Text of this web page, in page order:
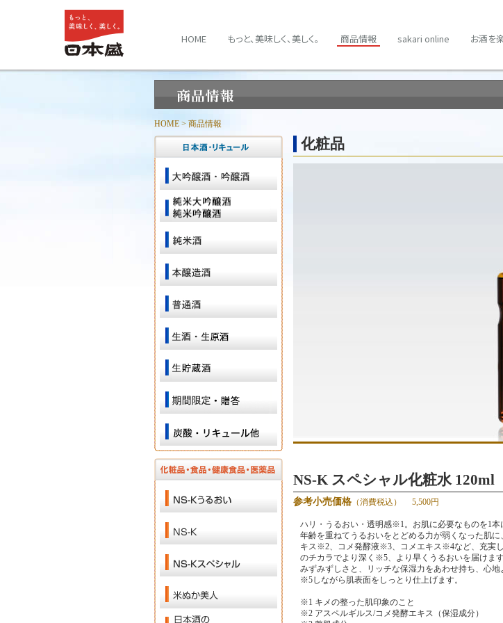
HOME もっと、美味しく、美しく。 商品情報 sakari online お酒を
HOME > 商品情報
化粧品
NS-K スペシャル化粧水 120ml
参考小売価格 （消費税込） 5,500円
ハリ・うるおい・透明感※1。お肌に必要なものを1本
年齢を重ねてうるおいをとどめる力が弱くなった肌に
キス※2、コメ発酵液※3、コメエキス※4など、充実
のチカラでより深く※5、より早くうるおいを届けます
みずみずしさと、リッチな保湿力をあわせ持ち、心地
※5しながら肌表面をしっとり仕上げます。
※1 キメの整った肌印象のこと
※2 アスペルギルス/コメ発酵エキス（保湿成分）